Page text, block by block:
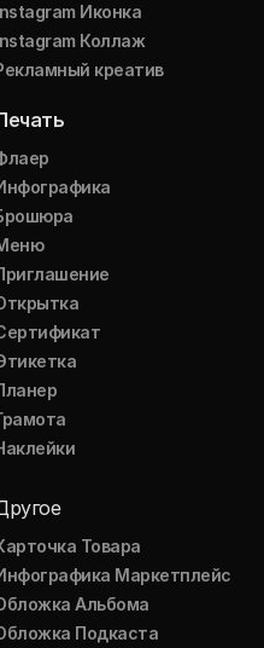
Иконка
Коллаж
креатив
Товара
Маркетплейс
Альбома
Подкаста